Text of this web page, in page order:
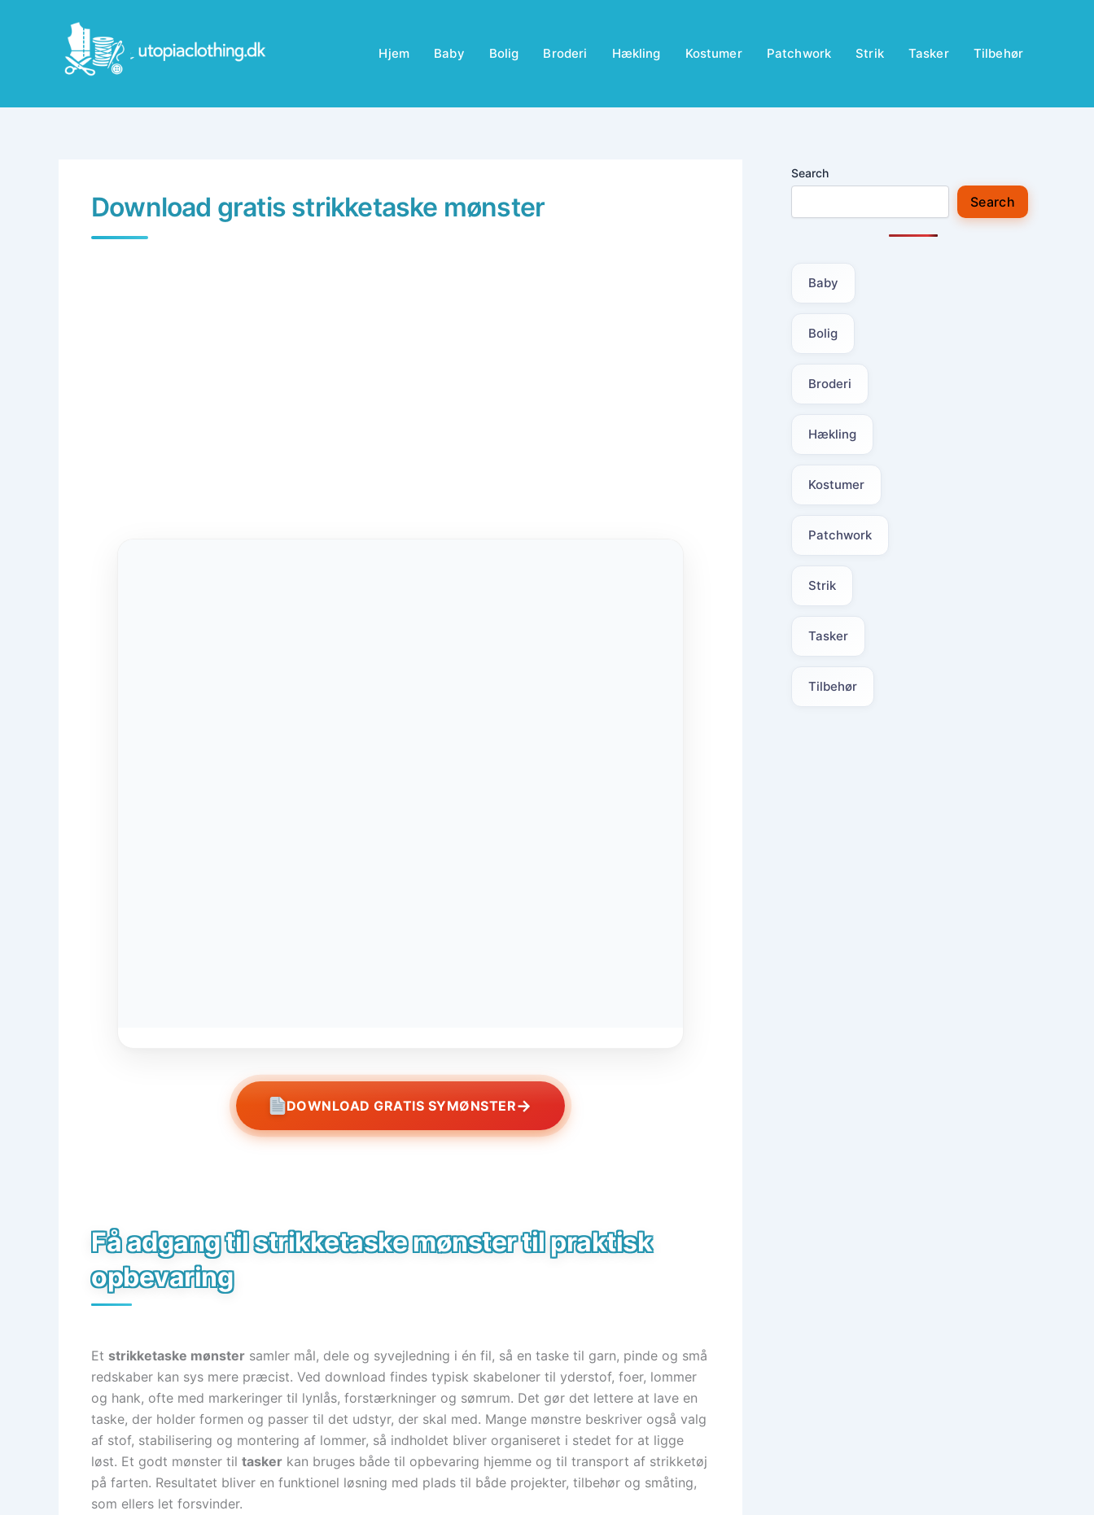
Hjem Baby Bolig Broderi Hækling Kostumer Patchwork Strik Tasker Tilbehør
Download gratis strikketaske mønster
DOWNLOAD GRATIS SYMØNSTER→
Få adgang til strikketaske mønster til praktisk
opbevaring
Et strikketaske mønster samler mål, dele og syvejledning i én fil, så en taske til garn, pinde og små
redskaber kan sys mere præcist. Ved download findes typisk skabeloner til yderstof, foer, lommer
og hank, ofte med markeringer til lynlås, forstærkninger og sømrum. Det gør det lettere at lave en
taske, der holder formen og passer til det udstyr, der skal med. Mange mønstre beskriver også valg
af stof, stabilisering og montering af lommer, så indholdet bliver organiseret i stedet for at ligge
løst. Et godt mønster til tasker kan bruges både til opbevaring hjemme og til transport af strikketøj
på farten. Resultatet bliver en funktionel løsning med plads til både projekter, tilbehør og småting,
som ellers let forsvinder.
Search
Search
Baby
Bolig
Broderi
Hækling
Kostumer
Patchwork
Strik
Tasker
Tilbehør